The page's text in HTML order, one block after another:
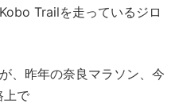
Trailを走っているジロ
、昨年の奈良マラソン、今
上で